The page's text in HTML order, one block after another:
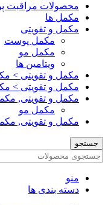
محصولات مراقبت
مکمل ها
مکمل و تقویتی
مکمل پوست
مکمل مو
ویتامین ها
مکمل و تقویتی >
مکمل و تقویتی >
مکمل و تقویتی,
مکمل مو
مکمل و تقویتی,
جستجو
منو
دسته بندی ها